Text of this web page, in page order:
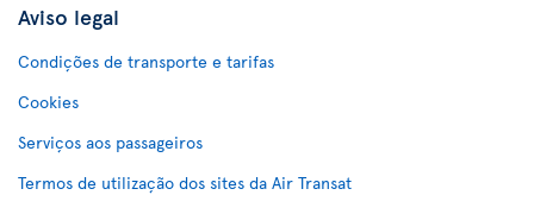
Aviso legal
Condições de transporte e tarifas
Cookies
Serviços aos passageiros
Termos de utilização dos sites da Air Transat